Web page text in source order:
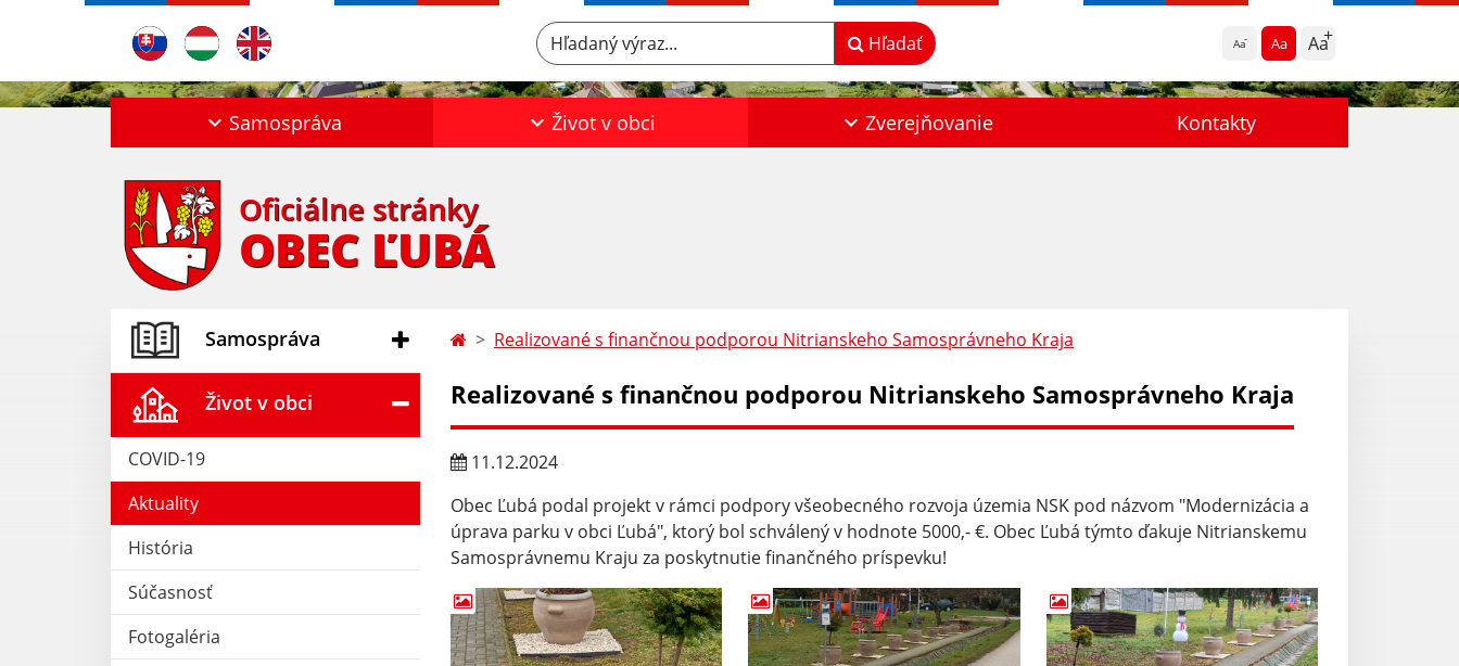
Aa Aa Aa
Hľadaný výraz... Hľadať
Samospráva Život v obci Zverejňovanie Kontakty
Oficiálne stránky
OBEC ĽUBÁ
Samospráva
Život v obci
COVID-19
Aktuality
História
Súčasnosť
Fotogaléria
Realizované s finančnou podporou Nitrianskeho Samosprávneho Kraja
Realizované s finančnou podporou Nitrianskeho Samosprávneho Kraja
11.12.2024
Obec Ľubá podal projekt v rámci podpory všeobecného rozvoja územia NSK pod názvom "Modernizácia a
úprava parku v obci Ľubá", ktorý bol schválený v hodnote 5000,- €. Obec Ľubá týmto ďakuje Nitrianskemu
Samosprávnemu Kraju za poskytnutie finančného príspevku!